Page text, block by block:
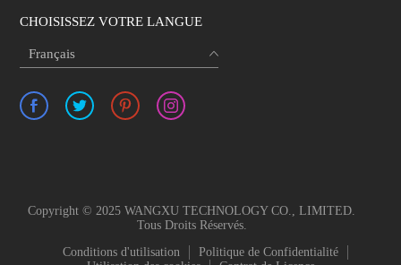
CHOISISSEZ VOTRE LANGUE
Français
Copyright © 2025 WANGXU TECHNOLOGY CO., LIMITED.
Tous Droits Réservés.
Conditions d'utilisation
Politique de Confidentialité